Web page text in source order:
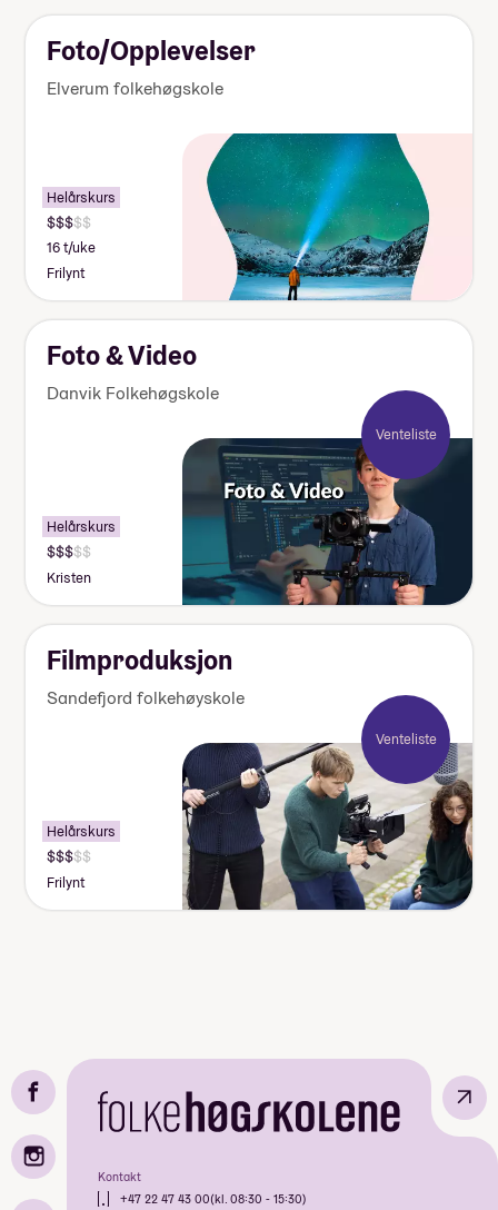
Foto/Opplevelser
Elverum folkehøgskole
Helårskurs
16 t/uke
Frilynt
Foto & Video
Danvik Folkehøgskole
Venteliste
Helårskurs
Kristen
Filmproduksjon
Sandefjord folkehøyskole
Venteliste
Helårskurs
Frilynt
Kontakt
+47 22 47 43 00(kl. 08:30 - 15:30)
↗